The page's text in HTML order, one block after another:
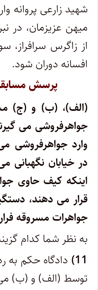
شهید زارعی پروانه
میهن عزیزمان، در
از زاگرس
افسانه دوران شود.
پرسش
(الف)، (ب) و (ج)
جواهرفروشی می
وارد جواهرفروشی
در خیابان
اینکه کیف حاوی
قرار می دهند،
جواهرات مسروقه
به نظر شما کدام
11) دادگاه حکم به
توسط (الف) و (ب)